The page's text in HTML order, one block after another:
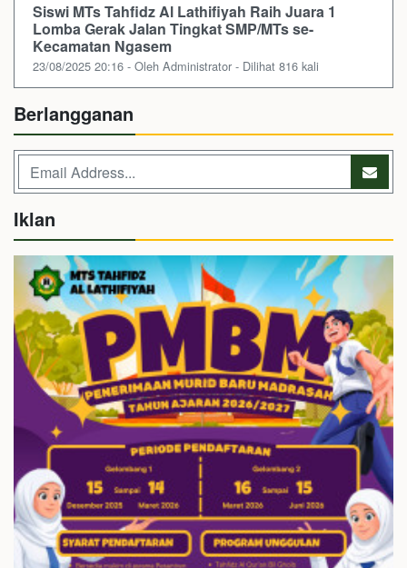
Siswi MTs Tahfidz Al Lathifiyah Raih Juara 1
Lomba Gerak Jalan Tingkat SMP/MTs se-
Kecamatan Ngasem
23/08/2025 20:16 - Oleh Administrator - Dilihat 816 kali
Berlangganan
Iklan